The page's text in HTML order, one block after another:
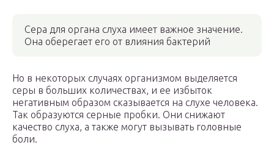
Сера для органа слуха имеет важное значение.
Она оберегает его от влияния бактерий
Но в некоторых случаях организмом выделяется
серы в больших количествах, и ее избыток
негативным образом сказывается на слухе человека.
Так образуются серные пробки. Они снижают
качество слуха, а также могут вызывать головные
боли.